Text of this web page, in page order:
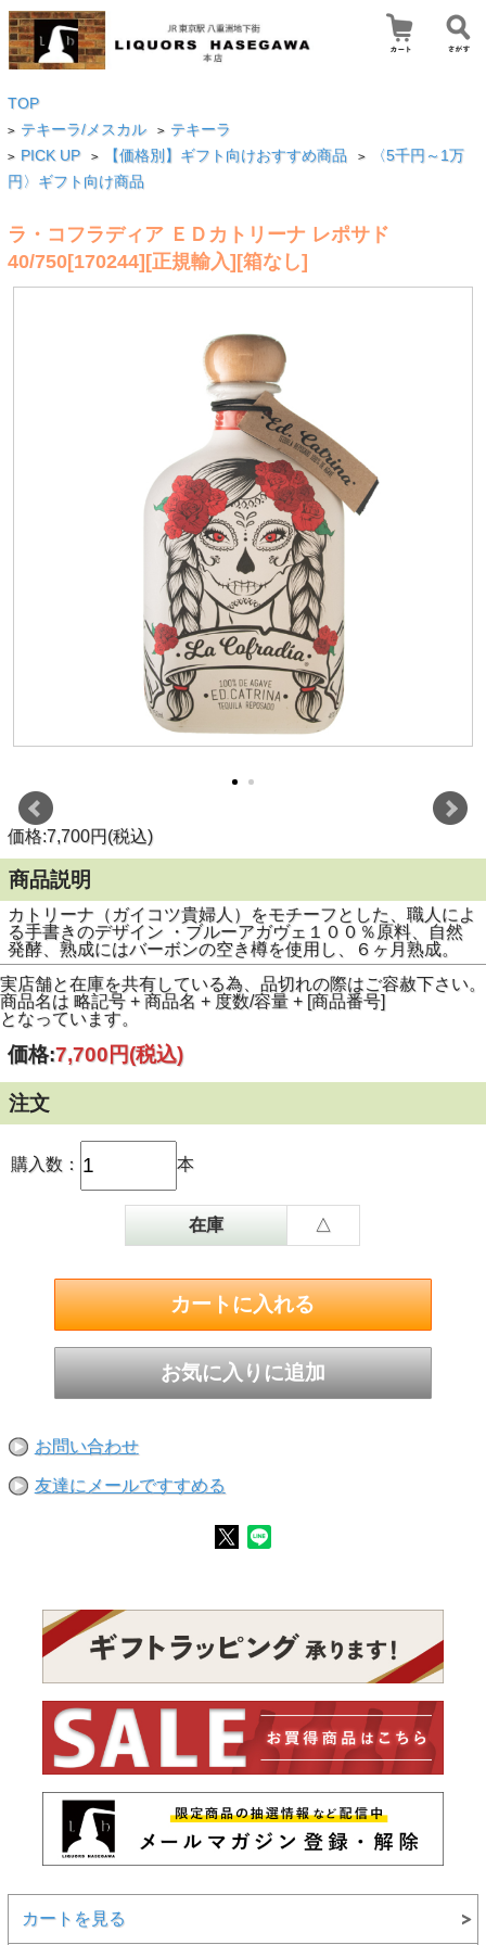
TOP
> テキーラ/メスカル > テキーラ
> PICK UP > 【価格別】ギフト向けおすすめ商品 >
〈5千円～1万
円〉ギフト向け商品
ラ・コフラディア ＥＤカトリーナ レポサド
40/750[170244][正規輸入][箱なし]
価格:7,700円(税込)
商品説明
カトリーナ（ガイコツ貴婦人）をモチーフとした、職人によ
る手書きのデザイン ・ブルーアガヴェ１００％原料、自然
発酵、熟成にはバーボンの空き樽を使用し、６ヶ月熟成。
実店舗と在庫を共有している為、品切れの際はご容赦下さい。
商品名は 略記号 + 商品名 + 度数/容量 + [商品番号]
となっています。
価格:7,700円(税込)
注文
購入数： 本
在庫 △
お問い合わせ
友達にメールですすめる
カートを見る